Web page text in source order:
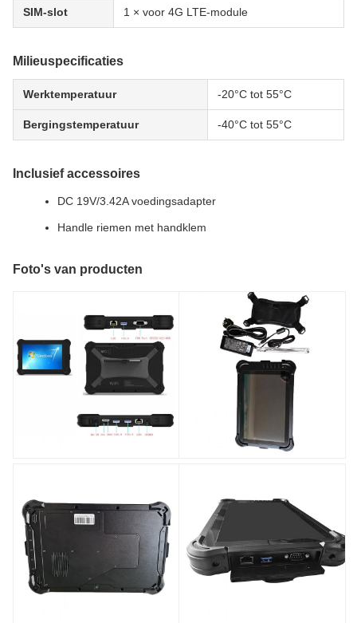
SIM-slot 1 × voor 4G LTE-module
Milieuspecificaties
Werktemperatuur -20°C tot 55°C
Bergingstemperatuur -40°C tot 55°C
Inclusief accessoires
DC 19V/3.42A voedingsadapter
Handle riemen met handklem
Foto's van producten